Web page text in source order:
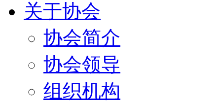
关于协会
协会简介
协会领导
组织机构